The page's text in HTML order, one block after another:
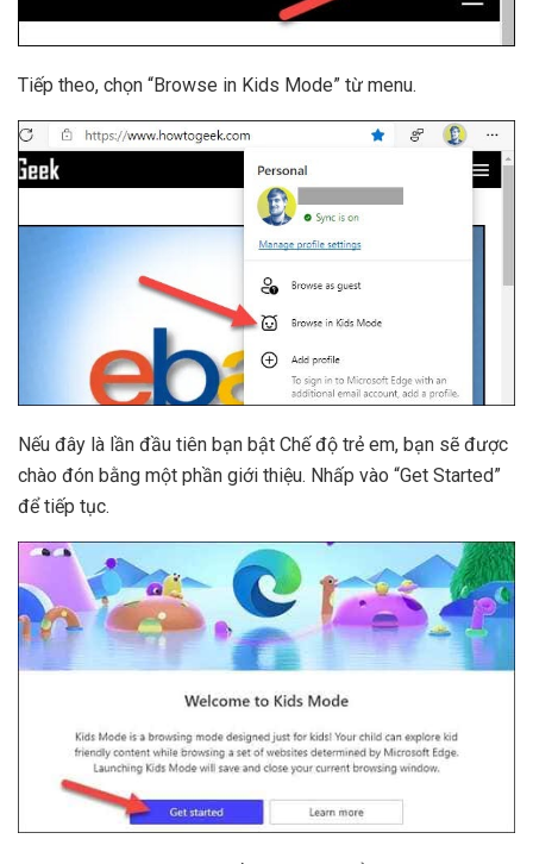
Tiếp theo, chọn “Browse in Kids Mode” từ menu.
Nếu đây là lần đầu tiên bạn bật Chế độ trẻ em, bạn sẽ được
chào đón bằng một phần giới thiệu. Nhấp vào “Get Started”
để tiếp tục.